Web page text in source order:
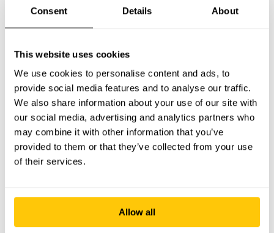
Consent Details About
This website uses cookies
We use cookies to personalise content and ads, to
provide social media features and to analyse our traffic.
We also share information about your use of our site with
our social media, advertising and analytics partners who
may combine it with other information that you’ve
provided to them or that they’ve collected from your use
of their services.
Allow all
het team te verbeteren.
ChatGPT is een reiniging eens per maand toch
wel het minimum!
🚀 Zelf aan de slag met je team?
Je mag onze slides downloaden om er zelf
Download slides